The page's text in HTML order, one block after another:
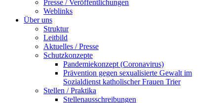
Presse / Veröffentlichungen
Weblinks
Über uns
Struktur
Leitbild
Aktuelles / Presse
Schutzkonzepte
Pandemiekonzept (Coronavirus)
Prävention gegen sexualisierte Gewalt im
Sozialdienst katholischer Frauen Trier
Stellen / Praktika
Stellenausschreibungen